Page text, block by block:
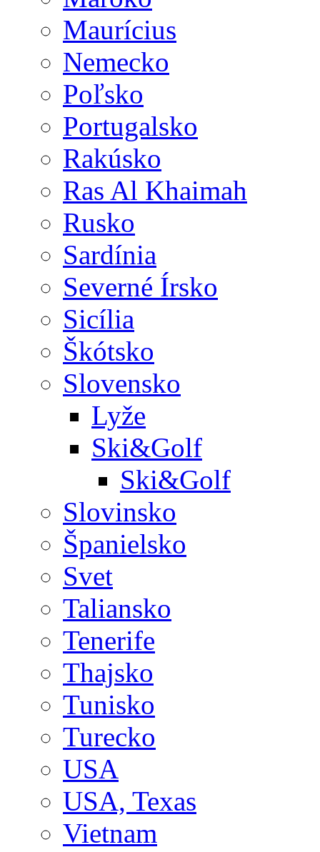
Maurícius
Nemecko
Poľsko
Portugalsko
Rakúsko
Ras Al Khaimah
Rusko
Sardínia
Severné Írsko
Sicília
Škótsko
Slovensko
Lyže
Ski&Golf
Ski&Golf
Slovinsko
Španielsko
Svet
Taliansko
Tenerife
Thajsko
Tunisko
Turecko
USA
USA, Texas
Vietnam